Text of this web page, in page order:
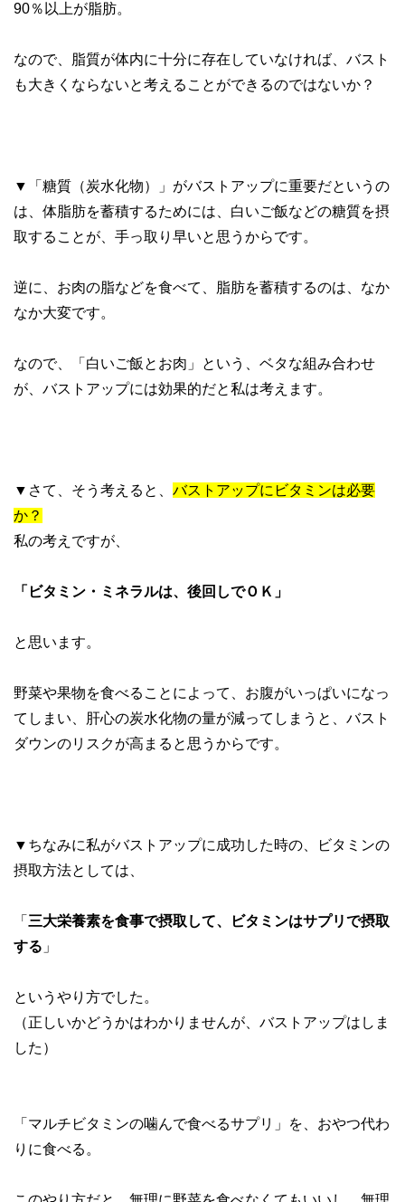
90％以上が脂肪。
なので、脂質が体内に十分に存在していなければ、バスト
も大きくならないと考えることができるのではないか？
▼「糖質（炭水化物）」がバストアップに重要だというの
は、体脂肪を蓄積するためには、白いご飯などの糖質を摂
取することが、手っ取り早いと思うからです。
逆に、お肉の脂などを食べて、脂肪を蓄積するのは、なか
なか大変です。
なので、「白いご飯とお肉」という、ベタな組み合わせ
が、バストアップには効果的だと私は考えます。
▼さて、そう考えると、 バストアップにビタミンは必要
か？
私の考えですが、
「ビタミン・ミネラルは、後回しでＯＫ」
と思います。
野菜や果物を食べることによって、お腹がいっぱいになっ
てしまい、肝心の炭水化物の量が減ってしまうと、バスト
ダウンのリスクが高まると思うからです。
▼ちなみに私がバストアップに成功した時の、ビタミンの
摂取方法としては、
「 三大栄養素を食事で摂取して、ビタミンはサプリで摂取
する 」
というやり方でした。
（正しいかどうかはわかりませんが、バストアップはしま
した）
「マルチビタミンの噛んで食べるサプリ」を、おやつ代わ
りに食べる。